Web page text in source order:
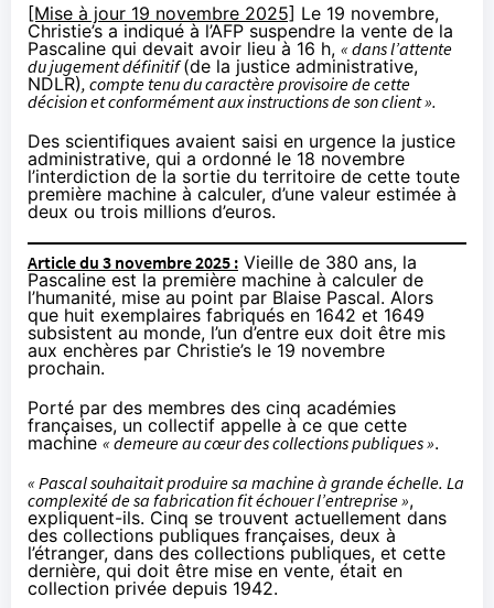
[Mise à jour 19 novembre 2025] Le 19 novembre,
Christie’s a indiqué à l’AFP suspendre la vente de la
Pascaline qui devait avoir lieu à 16 h, « dans l’attente
du jugement définitif(de la justice administrative,
NDLR), compte tenu du caractère provisoire de cette
décision et conformément aux instructions de son client ».
Des scientifiques avaient saisi en urgence la justice
administrative, qui a ordonné le 18 novembre
l’interdiction de la sortie du territoire de cette toute
première machine à calculer, d’une valeur estimée à
deux ou trois millions d’euros.
Article du 3 novembre 2025 : Vieille de 380 ans, la
Pascaline est la première machine à calculer de
l’humanité, mise au point par Blaise Pascal. Alors
que huit exemplaires fabriqués en 1642 et 1649
subsistent au monde, l’un d’entre eux doit être mis
aux enchères par Christie’s le 19 novembre
prochain.
Porté par des membres des cinq académies
françaises, un collectif appelle à ce que cette
machine « demeure au cœur des collections publiques ».
« Pascal souhaitait produire sa machine à grande échelle. La
complexité de sa fabrication fit échouer l’entreprise »,
expliquent-ils. Cinq se trouvent actuellement dans
des collections publiques françaises, deux à
l’étranger, dans des collections publiques, et cette
dernière, qui doit être mise en vente, était en
collection privée depuis 1942.